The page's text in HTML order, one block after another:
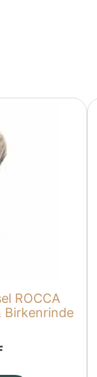
ROCCA
Birkenrinde